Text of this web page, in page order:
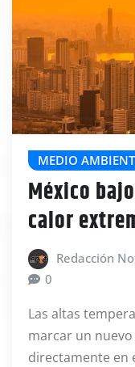
MEDIO
México
calor
Redacción
0
Las altas
marcar un
directamente en